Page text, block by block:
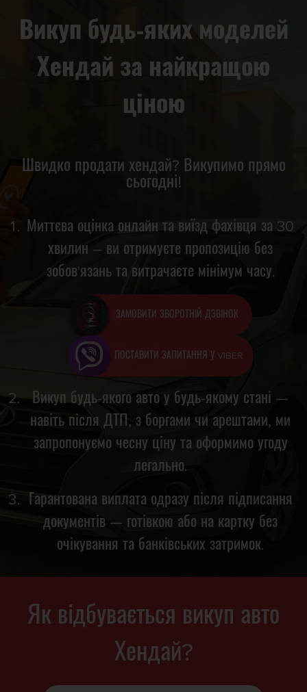
Викуп будь-яких моделей
Хендай за найкращою
ціною
Швидко продати хендай? Викупимо прямо
сьогодні!
Миттєва оцінка онлайн та виїзд фахівця за 30
хвилин – ви отримуєте пропозицію без
зобов'язань та витрачаєте мінімум часу.
ЗАМОВИТИ ЗВОРОТНІЙ ДЗВІНОК
ПОСТАВИТИ ЗАПИТАННЯ У VIBER
Викуп будь-якого авто у будь-якому стані —
навіть після ДТП, з боргами чи арештами, ми
запропонуємо чесну ціну та оформимо угоду
легально.
Гарантована виплата одразу після підписання
документів — готівкою або на картку без
очікування та банківських затримок.
Як відбувається викуп авто
Хендай?